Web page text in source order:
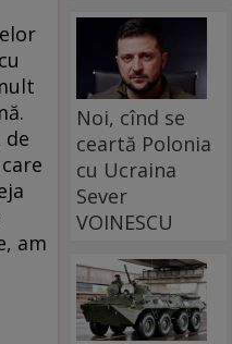
de
am
Noi, cînd se
ceartă Polonia
cu Ucraina
Sever
VOINESCU